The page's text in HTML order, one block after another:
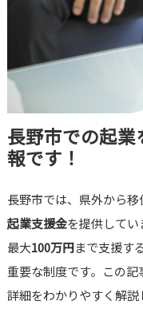
長野市での起
報です！
長野市では、県外から
起業支援金を提供してい
最大100万円まで支援す
重要な制度です。この
詳細をわかりやすく解